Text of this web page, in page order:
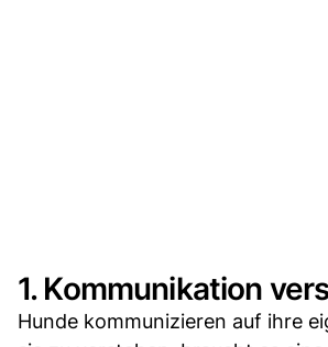
1. Kommunikation
Hunde kommunizieren auf ihre